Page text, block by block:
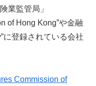
業監管局」
of Hong Kong”や金融
に登録されている会社
Commission of